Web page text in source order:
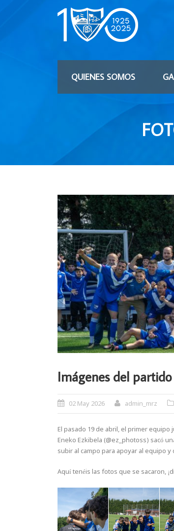
QUIENES SOMOS
Imágenes del
02 May 2026 admin_mrz
El pasado 19 de abril, el primer equipo
Eneko Ezkibela (@ez_photoss) sacó
subir al campo para apoyar al equipo
Aquí tenéis las fotos que se sacaron,